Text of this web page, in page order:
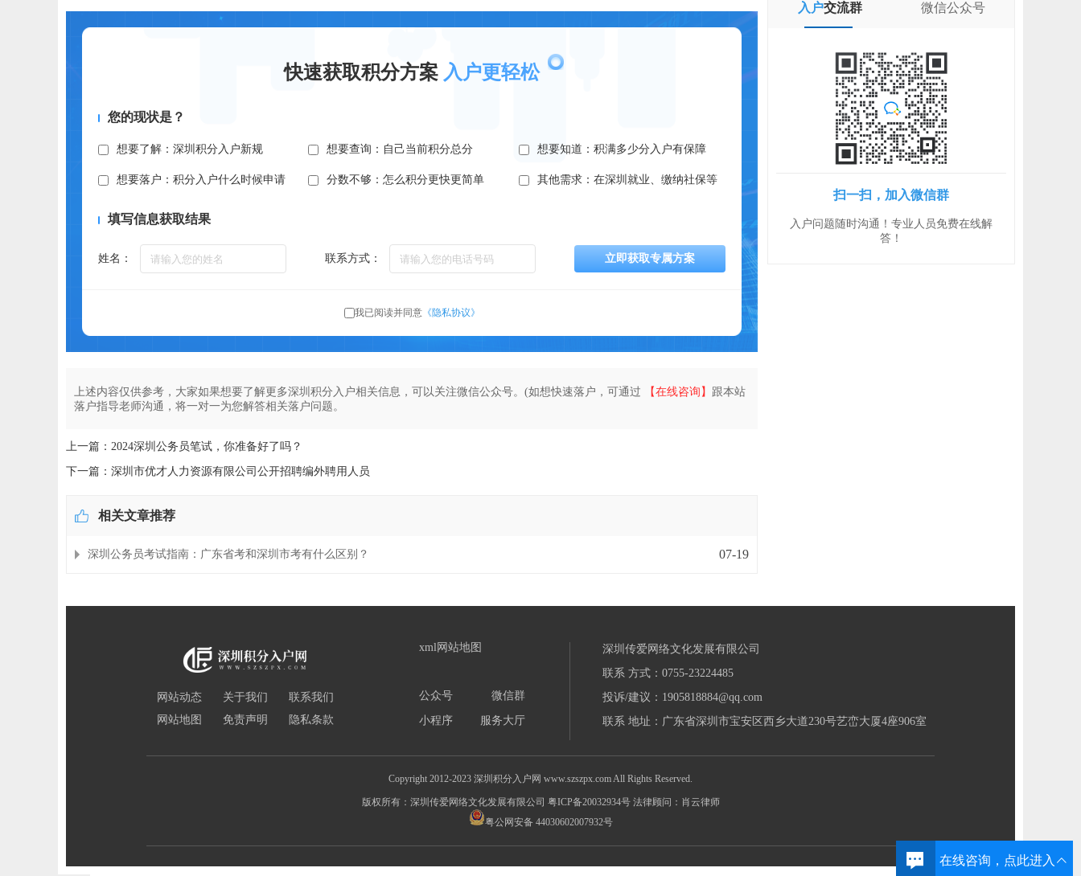
在线咨询，点此进入
快速获取积分方案 入户更轻松
您的现状是？
想要了解：深圳积分入户新规 想要查询：自己当前积分总分 想要知道：积满多少分入户有保障
想要落户：积分入户什么时候申请 分数不够：怎么积分更快更简单 其他需求：在深圳就业、缴纳社保等
填写信息获取结果
姓名： 联系方式： 立即获取专属方案
我已阅读并同意《隐私协议》
上述内容仅供参考，大家如果想要了解更多深圳积分入户相关信息，可以关注微信公众号。(如想快速落户，可通过 【在线咨询】 跟本站
落户指导老师沟通，将一对一为您解答相关落户问题。
上一篇：2024深圳公务员笔试，你准备好了吗？
下一篇：深圳市优才人力资源有限公司公开招聘编外聘用人员
相关文章推荐
深圳公务员考试指南：广东省考和深圳市考有什么区别？ 07-19
入户交流群 微信公众号
扫一扫，加入微信群
入户问题随时沟通！专业人员免费在线解
答！
网站动态 关于我们
联系我们
网站地图
免责声明 隐私条款
xml网站地图
公众号 微信群
小程序 服务大厅
深圳传爱网络文化发展有限公司
联系 方式：0755-23224485
投诉/建议：1905818884@qq.com
联系 地址：广东省深圳市宝安区西乡大道230号艺峦大厦4座906室
Copyright 2012-2023 深圳积分入户网 www.szszpx.com All Rights Reserved.
版权所有：深圳传爱网络文化发展有限公司 粤ICP备20032934号法律顾问：肖云律师
粤公网安备 44030602007932号